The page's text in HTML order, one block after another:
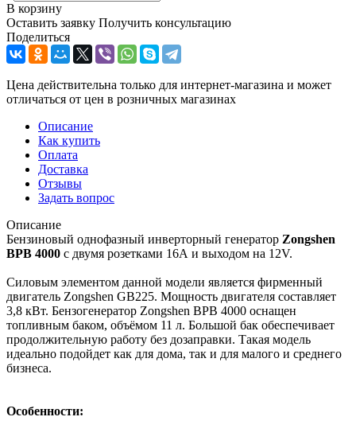
В корзину
Оставить заявку Получить консультацию
Поделиться
Цена действительна только для интернет-магазина и может
отличаться от цен в розничных магазинах
Описание
Как купить
Оплата
Доставка
Отзывы
Задать вопрос
Описание
Бензиновый однофазный инверторный генератор Zongshen
BPB 4000 с двумя розетками 16А и выходом на 12V.
Силовым элементом данной модели является фирменный
двигатель Zongshen GB225. Мощность двигателя составляет
3,8 кВт. Бензогенератор Zongshen BPB 4000 оснащен
топливным баком, объёмом 11 л. Большой бак обеспечивает
продолжительную работу без дозаправки. Такая модель
идеально подойдет как для дома, так и для малого и среднего
бизнеса.
Особенности: